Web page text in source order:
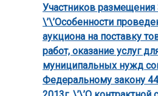
Участников размещения
\’\’Особенности
аукциона на поставку
работ, оказание услуг
муниципальных нужд
Федеральному закону